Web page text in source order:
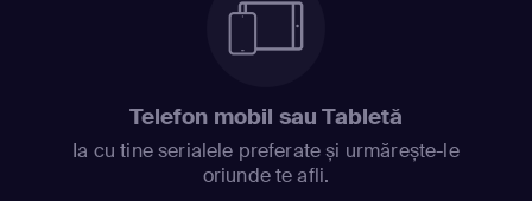
Telefon mobil sau Tabletă
Ia cu tine serialele preferate și urmărește-le
oriunde te afli.